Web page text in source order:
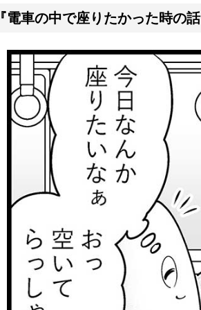
『電車の中で座りたかった時の